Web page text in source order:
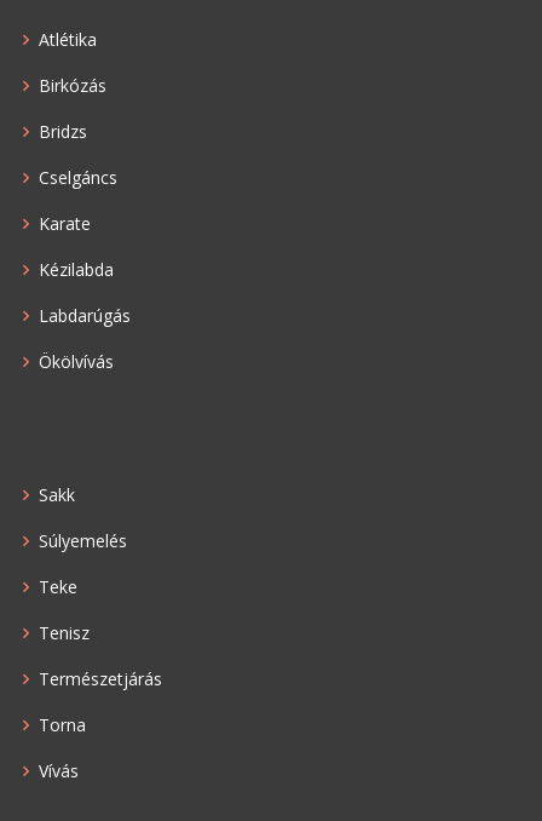
Atlétika
Birkózás
Bridzs
Cselgáncs
Karate
Kézilabda
Labdarúgás
Ökölvívás
Sakk
Súlyemelés
Teke
Tenisz
Természetjárás
Torna
Vívás